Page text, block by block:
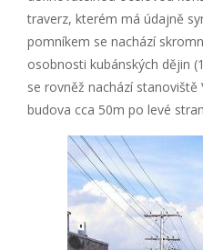
traverz, kterém má údajně
pomníkem se nachází
osobnosti kubánských dějin
se rovněž nachází
budova cca 50m po levé